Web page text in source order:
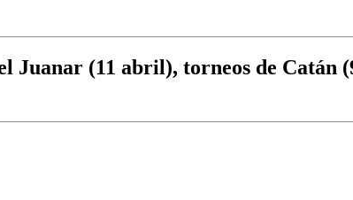
Juanar (11 abril), torneos de Catán